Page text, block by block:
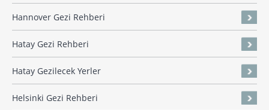
Hannover Gezi Rehberi
Hatay Gezi Rehberi
Hatay Gezilecek Yerler
Helsinki Gezi Rehberi